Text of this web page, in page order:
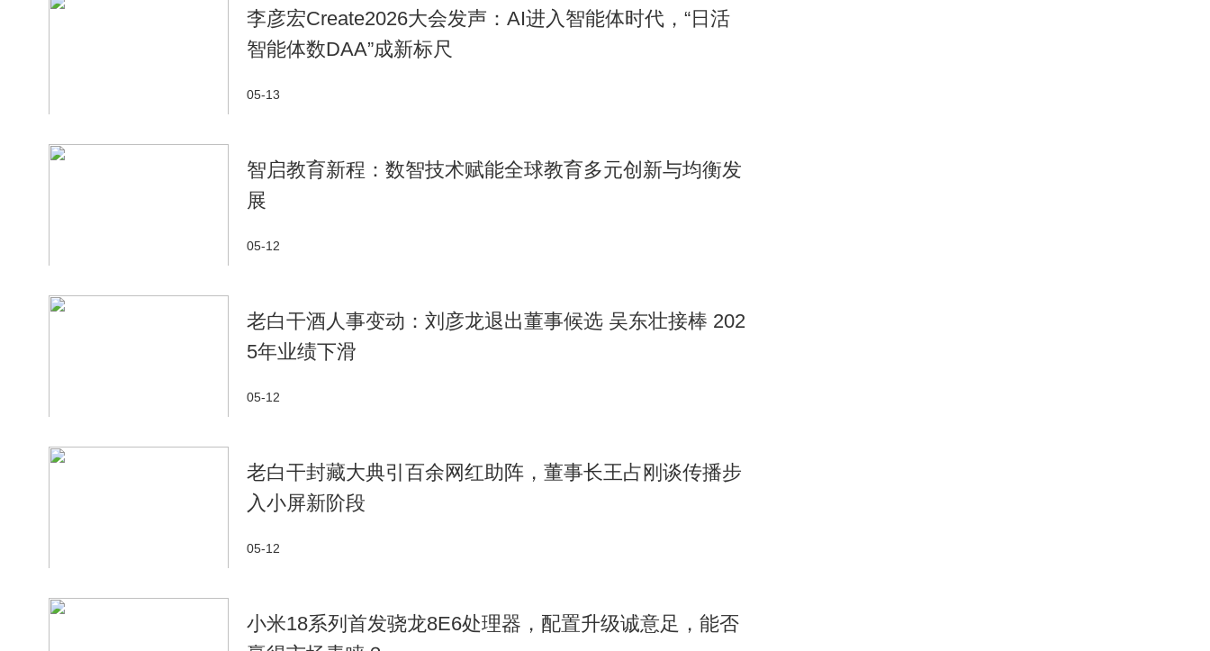
李彦宏Create2026大会发声：AI进入智能体时代，“日活
智能体数DAA”成新标尺
05-13
智启教育新程：数智技术赋能全球教育多元创新与均衡发
展
05-12
老白干酒人事变动：刘彦龙退出董事候选 吴东壮接棒 202
5年业绩下滑
05-12
老白干封藏大典引百余网红助阵，董事长王占刚谈传播步
入小屏新阶段
05-12
小米18系列首发骁龙8E6处理器，配置升级诚意足，能否